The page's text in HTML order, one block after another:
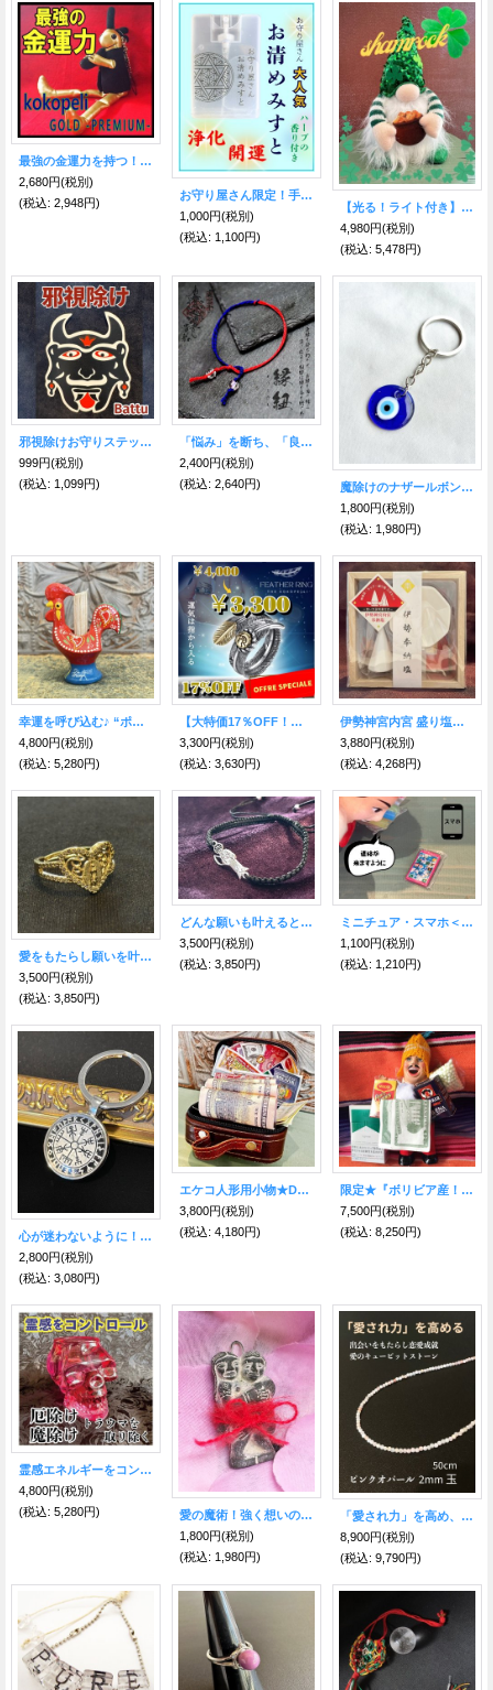
最強の金運力を持つ！！ココペリゴールドプレミアム♪
2,680円(税別)
(税込: 2,948円)
お守り屋さん限定！手軽に浄化☆お清めみすと
1,000円(税別)
(税込: 1,100円)
【光る！ライト付き】幸福を届ける♪ ケルトの伝説 BIG！シャムロック・レプラコーン ポット・オブ・ゴールド
4,980円(税別)
(税込: 5,478円)
邪視除けお守りステッカー Battu(バトゥ)
999円(税別)
(税込: 1,099円)
「悩み」を断ち、「良縁」を固く結ぶ！縁紐(えにしひも) 良の縁・絶の縁
2,400円(税別)
(税込: 2,640円)
魔除けのナザールボンジュウキーホルダー
1,800円(税別)
(税込: 1,980円)
幸運を呼び込む♪ “ポルトガルの言い伝え”奇跡を起こしたバルセロスの雄鶏★爪楊枝たて（8.5cm）レッド成功運
4,800円(税別)
(税込: 5,280円)
【大特価17％OFF！】奇跡を起こす！黄金ココペリフェザーリング
3,300円(税別)
(税込: 3,630円)
伊勢神宮内宮 盛り塩三点セット（証明書・説明書付属）
3,880円(税別)
(税込: 4,268円)
愛をもたらし願いを叶える◎金のハートリング マリア
3,500円(税別)
(税込: 3,850円)
どんな願いも叶えるといわれる！サンタ・ムエルテ★ブレスレット
3,500円(税別)
(税込: 3,850円)
ミニチュア・スマホ＜連絡が来ますように＞（エケコ人形・小物のみ）
1,100円(税別)
(税込: 1,210円)
心が迷わないように！進むべき道を示す★ヴァイキングコンパス キーリングホワイト 聖なるルーン文字〜Vegvisir〜
2,800円(税別)
(税込: 3,080円)
エケコ人形用小物★DX！豪遊ドリームキャリー
3,800円(税別)
(税込: 4,180円)
限定★『ボリビア産！』青い瞳のボリビアンフェイス♪ 荷物たっぷりエケコ(エケッコ)人形 Lサイズ(約18cm)
7,500円(税別)
(税込: 8,250円)
霊感エネルギーをコントロール●クリスタルスカル 赤／LEDライト＆キャンドル付
4,800円(税別)
(税込: 5,280円)
愛の魔術！強く想いのままに！アモール人形
1,800円(税別)
(税込: 1,980円)
「愛され力」を高め、出会いをもたらし恋愛成就させる★ピンクオパール２mm玉ネックレス 50cm
8,900円(税別)
(税込: 9,790円)